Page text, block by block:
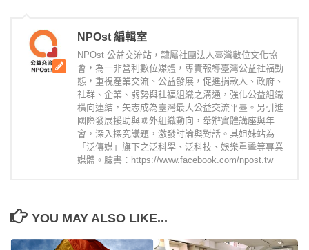
NPOst 編輯室
NPOst 公益交流站，隸屬社團法人臺灣數位文化協
會，為一非營利數位媒體，專責報導臺灣公益社福動
態，重視產業交流、公益發展，促進捐款人、政府、
社群、企業、弱勢與社福組織之溝通，強化公益組織
橫向連結，矢志成為臺灣最大公益交流平臺。另引進
國際發展援助與國外組織動向，舉辦實體講座與年
會，深入探究議題，激發討論與對話。其姐妹站為
「泛傳媒」旗下之泛科學、泛科技、娛樂重擊等專業
媒體。臉書：https://www.facebook.com/npost.tw
YOU MAY ALSO LIKE...